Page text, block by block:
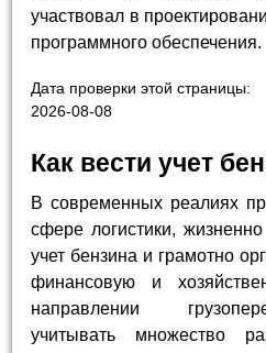
участвовал в
программного обеспечения.
Дата проверки этой страницы:
2026-08-08
Как вести учет
В современных реалиях
сфере логистики,
учет бензина и грамотно
финансовую и
направлении
учитывать множество